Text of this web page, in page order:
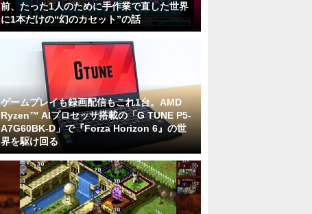
前、たった1人のために手作業で直した世界
に1本だけの“幻のカセット”の話
ゲームプレイも録画配信もこれ1台。AMD
Ryzen™ AIプロセッサ搭載の「G TUNE P5-
A7G60BK-D」で『Forza Horizon 6』の世
界を駆け回る